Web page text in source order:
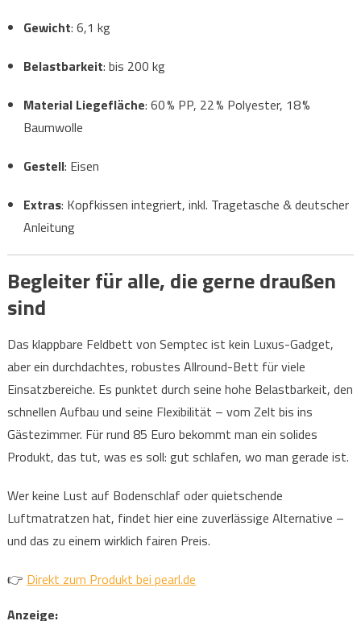
Gewicht: 6,1 kg
Belastbarkeit: bis 200 kg
Material Liegefläche: 60 % PP, 22 % Polyester, 18 %
Baumwolle
Gestell: Eisen
Extras: Kopfkissen integriert, inkl. Tragetasche & deutscher
Anleitung
Begleiter für alle, die gerne draußen
sind
Das klappbare Feldbett von Semptec ist kein Luxus-Gadget,
aber ein durchdachtes, robustes Allround-Bett für viele
Einsatzbereiche. Es punktet durch seine hohe Belastbarkeit, den
schnellen Aufbau und seine Flexibilität – vom Zelt bis ins
Gästezimmer. Für rund 85 Euro bekommt man ein solides
Produkt, das tut, was es soll: gut schlafen, wo man gerade ist.
Wer keine Lust auf Bodenschlaf oder quietschende
Luftmatratzen hat, findet hier eine zuverlässige Alternative –
und das zu einem wirklich fairen Preis.
👉 Direkt zum Produkt bei pearl.de
Anzeige: